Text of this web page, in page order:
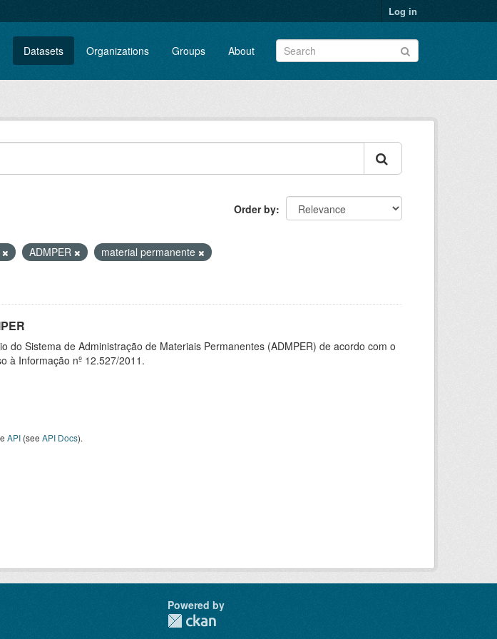
Log in
Datasets Organizations Groups About
Order by
ADMPER
material permanente
do Sistema de Administração de Materiais Permanentes (ADMPER) de acordo com o
à Informação nº 12.527/2011.
API (see API Docs).
Powered by